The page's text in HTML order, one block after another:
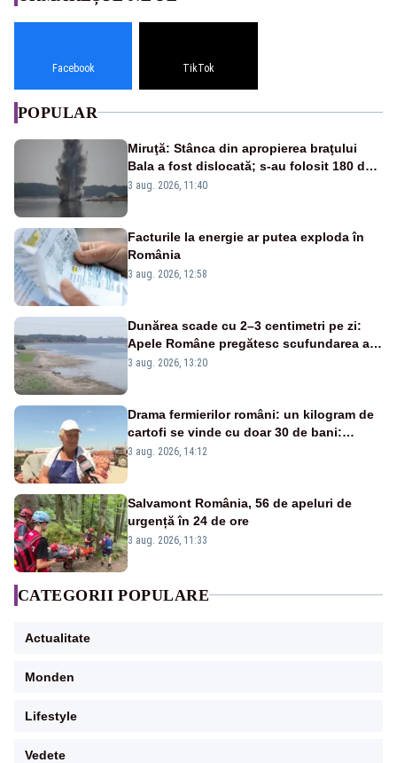
Facebook TikTok
POPULAR
Miruţă: Stânca din apropierea braţului
Bala a fost dislocată; s-au folosit 180 de
kilograme de explozibil
3 aug. 2026, 11:40
Facturile la energie ar putea exploda în
România
3 aug. 2026, 12:58
Dunărea scade cu 2–3 centimetri pe zi:
Apele Române pregătesc scufundarea a
patru barje pentru a asigura răcirea
3 aug. 2026, 13:20
Drama fermierilor români: un kilogram de
cartofi se vinde cu doar 30 de bani:
„Prețul carburanților ne distruge!”
3 aug. 2026, 14:12
Salvamont România, 56 de apeluri de
urgență în 24 de ore
3 aug. 2026, 11:33
CATEGORII POPULARE
Actualitate
Monden
Lifestyle
Vedete